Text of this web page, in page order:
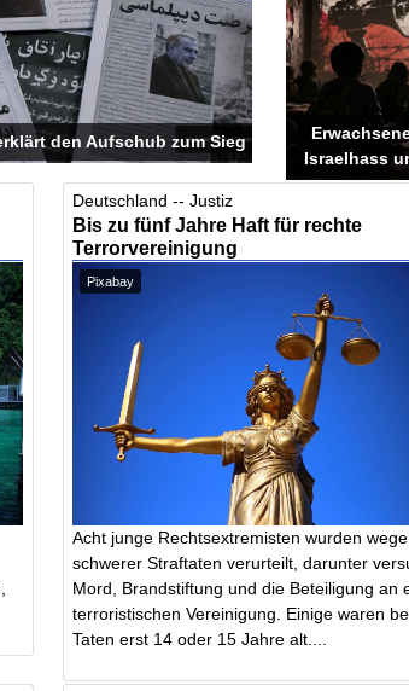
den Aufschub zum Sieg
Israelhass
Deutschland -- Justiz
Bis zu fünf Jahre Haft für rechte
Terrorvereinigung
Pixabay
Acht junge Rechtsextremisten wurden
schwerer Straftaten verurteilt, darunter
Mord, Brandstiftung und die Beteiligung an
terroristischen Vereinigung. Einige waren
Taten erst 14 oder 15 Jahre alt....